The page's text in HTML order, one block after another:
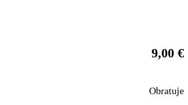
9,00 €
Obratuje